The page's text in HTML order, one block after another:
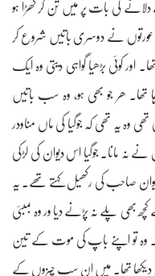
دلانے کی بات پر میں تن کر کھڑا ہو
عورتوں نے دوسری باتیں شروع کر
اور کوئی بڑھیا گواہی دیتی وہ ایک
ھر جو بھی ہو، وہ سب باتیں
وہ یہ تھی کہ جوگیا کی ماں مناودر
نہ مانا۔ جوگیا اس دیوان کی لڑکی
صاحب کی رکھیل کہتے تھے۔ یہ
بھی پلے نہ پڑنے دیا ور وہ بمبئی
وہ تو اپنے باپ کی موت کے تین
دیکھا تھا۔ میں ان سب چیزوں کے